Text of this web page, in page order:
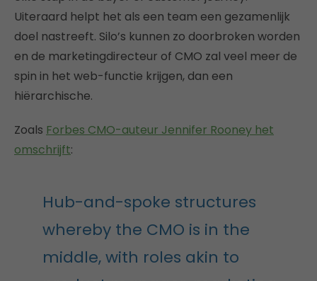
Uiteraard helpt het als een team een gezamenlijk
doel nastreeft. Silo’s kunnen zo doorbroken worden
en de marketingdirecteur of CMO zal veel meer de
spin in het web-functie krijgen, dan een
hiërarchische.
Zoals Forbes CMO-auteur Jennifer Rooney het
omschrijft:
Hub-and-spoke structures
whereby the CMO is in the
middle, with roles akin to